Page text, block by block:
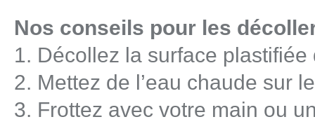
Nos conseils pour les
1. Décollez la surface plastifiée
2. Mettez de l’eau chaude sur
3. Frottez avec votre main ou